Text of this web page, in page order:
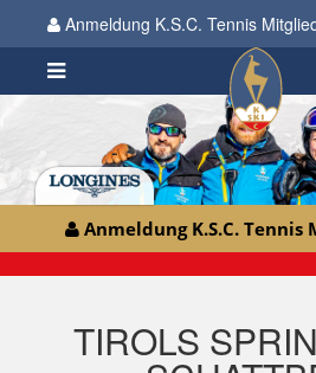
Anmeldung K.S.C. Tennis
Anmeldung K.S.C.
TIROLS